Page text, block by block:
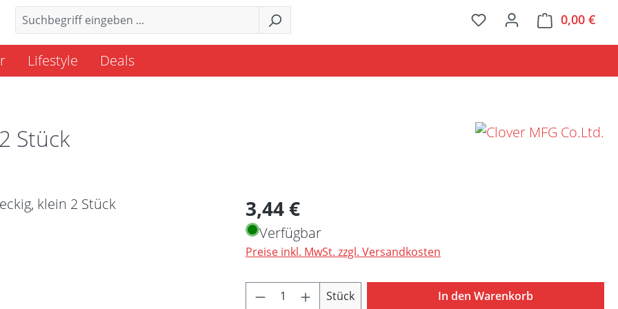
0,00 €
Lifestyle Deals
Stück
Regulärer Preis:
3,44 €
Verfügbar
Preise inkl. MwSt. zzgl. Versandkosten
Produkt Anzahl: Gib den gewünschten Wert ein
Stück In den Warenkorb